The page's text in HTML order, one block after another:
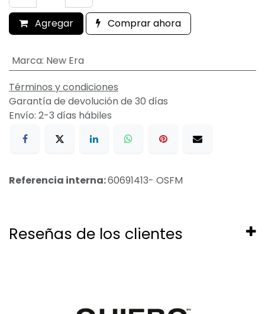
Agregar Comprar ahora
Marca: New Era
Términos y condiciones
Garantía de devolución de 30 días
Envío: 2-3 días hábiles
Referencia interna:60691413- OSFM
Reseñas de los clientes